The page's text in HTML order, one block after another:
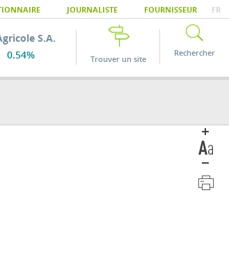
JOURNALISTE FOURNISSEUR FR
S.A.
0.54% Trouver un site
Rechercher